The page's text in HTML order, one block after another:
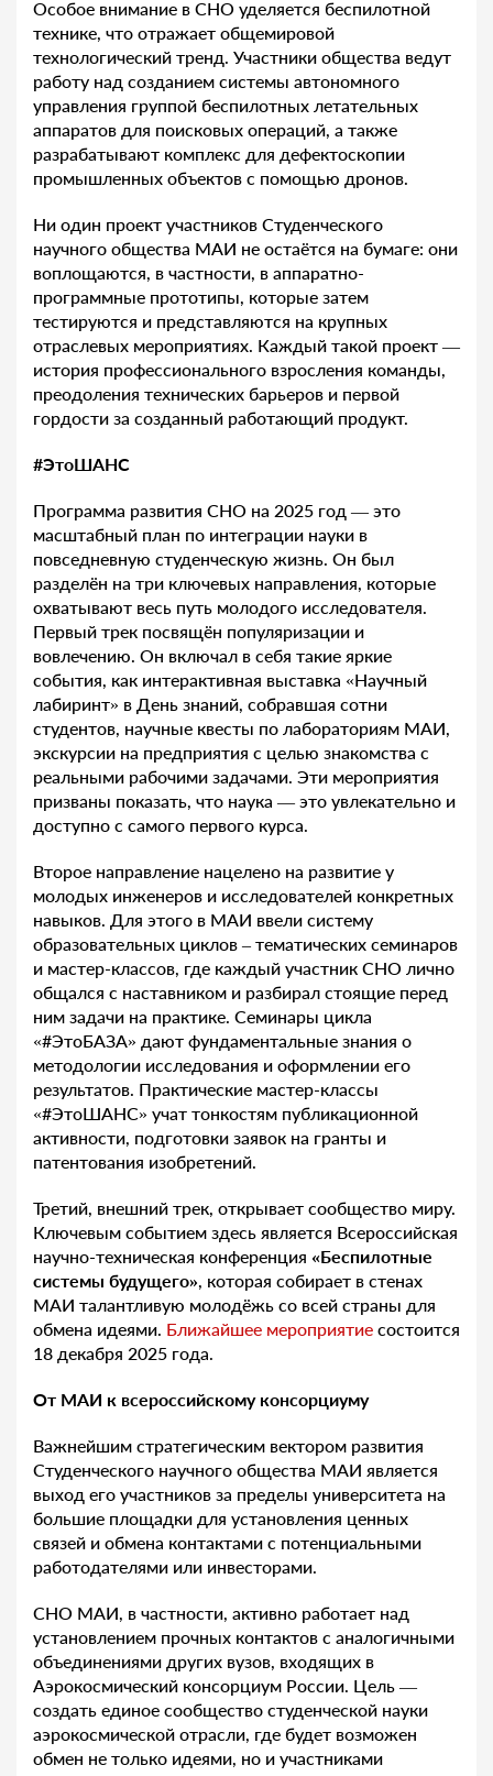
Особое внимание в СНО уделяется беспилотной
технике, что отражает общемировой
технологический тренд. Участники общества ведут
работу над созданием системы автономного
управления группой беспилотных летательных
аппаратов для поисковых операций, а также
разрабатывают комплекс для дефектоскопии
промышленных объектов с помощью дронов.
Ни один проект участников Студенческого
научного общества МАИ не остаётся на бумаге: они
воплощаются, в частности, в аппаратно-
программные прототипы, которые затем
тестируются и представляются на крупных
отраслевых мероприятиях. Каждый такой проект —
история профессионального взросления команды,
преодоления технических барьеров и первой
гордости за созданный работающий продукт.
#ЭтоШАНС
Программа развития СНО на 2025 год — это
масштабный план по интеграции науки в
повседневную студенческую жизнь. Он был
разделён на три ключевых направления, которые
охватывают весь путь молодого исследователя.
Первый трек посвящён популяризации и
вовлечению. Он включал в себя такие яркие
события, как интерактивная выставка «Научный
лабиринт» в День знаний, собравшая сотни
студентов, научные квесты по лабораториям МАИ,
экскурсии на предприятия с целью знакомства с
реальными рабочими задачами. Эти мероприятия
призваны показать, что наука — это увлекательно и
доступно с самого первого курса.
Второе направление нацелено на развитие у
молодых инженеров и исследователей конкретных
навыков. Для этого в МАИ ввели систему
образовательных циклов – тематических семинаров
и мастер-классов, где каждый участник СНО лично
общался с наставником и разбирал стоящие перед
ним задачи на практике. Семинары цикла
«#ЭтоБАЗА» дают фундаментальные знания о
методологии исследования и оформлении его
результатов. Практические мастер-классы
«#ЭтоШАНС» учат тонкостям публикационной
активности, подготовки заявок на гранты и
патентования изобретений.
Третий, внешний трек, открывает сообщество миру.
Ключевым событием здесь является Всероссийская
научно-техническая конференция «Беспилотные
системы будущего», которая собирает в стенах
МАИ талантливую молодёжь со всей страны для
обмена идеями. Ближайшее мероприятие состоится
18 декабря 2025 года.
От МАИ к всероссийскому консорциуму
Важнейшим стратегическим вектором развития
Студенческого научного общества МАИ является
выход его участников за пределы университета на
большие площадки для установления ценных
связей и обмена контактами с потенциальными
работодателями или инвесторами.
СНО МАИ, в частности, активно работает над
установлением прочных контактов с аналогичными
объединениями других вузов, входящих в
Аэрокосмический консорциум России. Цель —
создать единое сообщество студенческой науки
аэрокосмической отрасли, где будет возможен
обмен не только идеями, но и участниками